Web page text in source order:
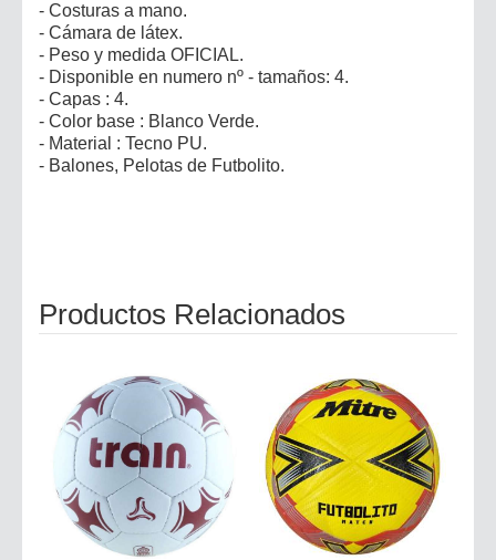
- Costuras a mano.
- Cámara de látex.
- Peso y medida OFICIAL.
- Disponible en numero nº - tamaños: 4.
- Capas : 4.
- Color base : Blanco Verde.
- Material : Tecno PU.
- Balones, Pelotas de Futbolito.
Productos Relacionados